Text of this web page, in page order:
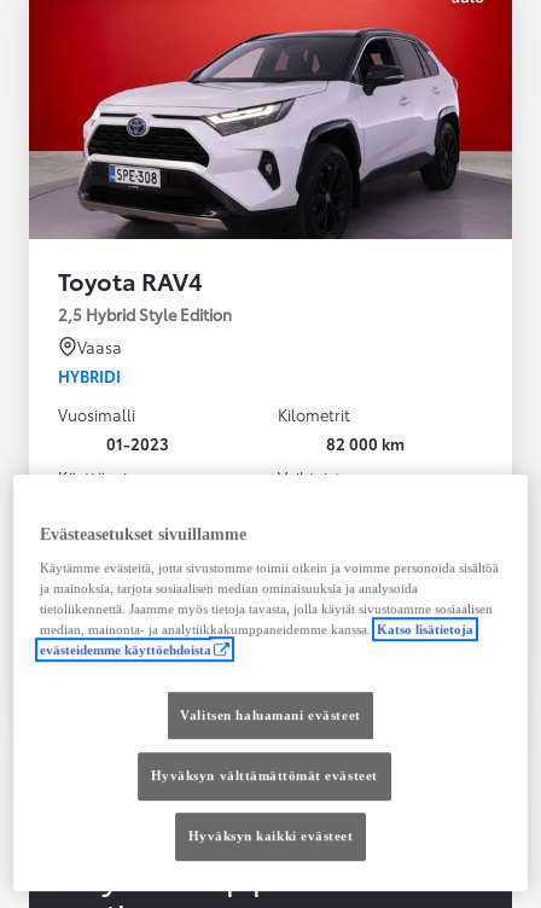
Toyota RAV4
2,5 Hybrid Style Edition
Vaasa
HYBRIDI
Vuosimalli
01-2023
Kilometrit
82 000 km
Käyttövoima
Vaihteisto
Näytä lisää
38 900,00 €
495,30 € / kk
Tutustu autoon
Vertaile
Toyota Approved
Evästeasetukset sivuillamme
Käytämme evästeitä, jotta sivustomme toimii oikein ja voimme personoida sisältöä
ja mainoksia, tarjota sosiaalisen median ominaisuuksia ja analysoida
tietoliikennettä. Jaamme myös tietoja tavasta, jolla käytät sivustoamme sosiaalisen
median, mainonta- ja analytiikkakumppaneidemme kanssa. Katso lisätietoja
evästeidemme käyttöehdoista
Valitsen haluamani evästeet
Hyväksyn välttämättömät evästeet
Hyväksyn kaikki evästeet